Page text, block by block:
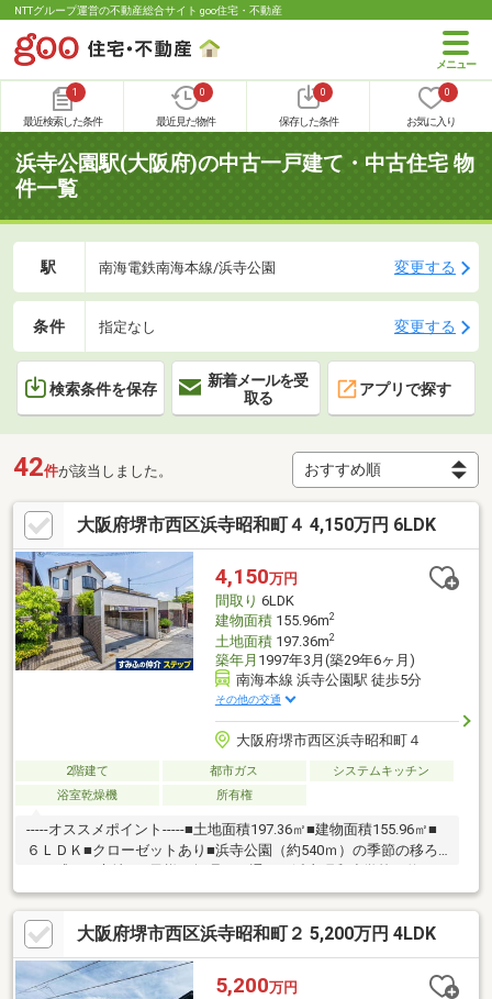
NTTグループ運営の不動産総合サイト goo住宅・不動産
1
最近検索した条件
0
最近見た物件
0
保存した条件
0
お気に入り
浜寺公園駅(大阪府)の中古一戸建て・中古住宅 物
件一覧
駅 南海電鉄南海本線/浜寺公園 変更する
条件 指定なし 変更する
検索条件を保存
新着メールを受
取る
アプリで探す
42件が該当しました。
大阪府堺市西区浜寺昭和町４ 4,150万円 6LDK
4,150万円
間取り 6LDK
建物面積155.96m2
土地面積197.36m2
築年月 1997年3月(築29年6ヶ月)
南海本線 浜寺公園駅 徒歩5分
その他の交通
大阪府堺市西区浜寺昭和町４
2階建て 都市ガス
システムキッチン
浴室乾燥機
所有権
-----オススメポイント-----■土地面積197.36㎡■建物面積155.96㎡■
６ＬＤＫ■クローゼットあり■浜寺公園（約540ｍ）の季節の移ろ
ｍ）
大阪府堺市西区浜寺昭和町２ 5,200万円 4LDK
5,200万円